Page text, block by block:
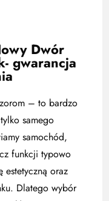
Dwór
gwarancja
– to bardzo
samego
samochód,
funkcji typowo
estetyczną oraz
Dlatego wybór